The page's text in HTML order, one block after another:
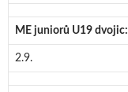
ME juniorů U19 dvojic:
2.9.